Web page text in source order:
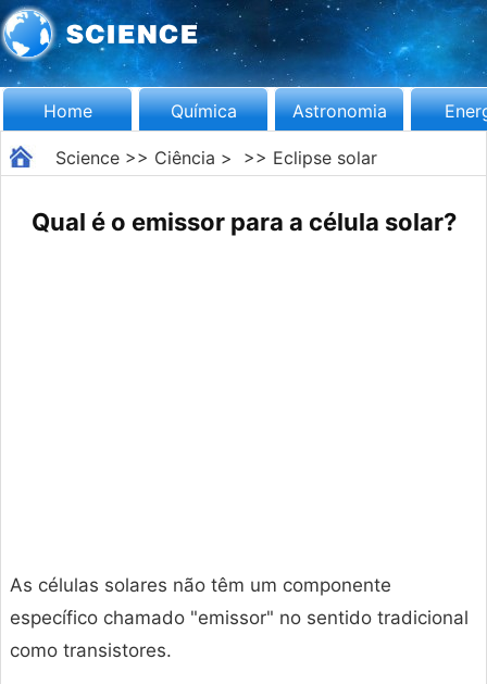
Home Química Astronomia
Science>> Ciência > >> Eclipse solar
Qual é o emissor para a célula solar?
As células solares não têm um componente
específico chamado "emissor" no sentido tradicional
como transistores.